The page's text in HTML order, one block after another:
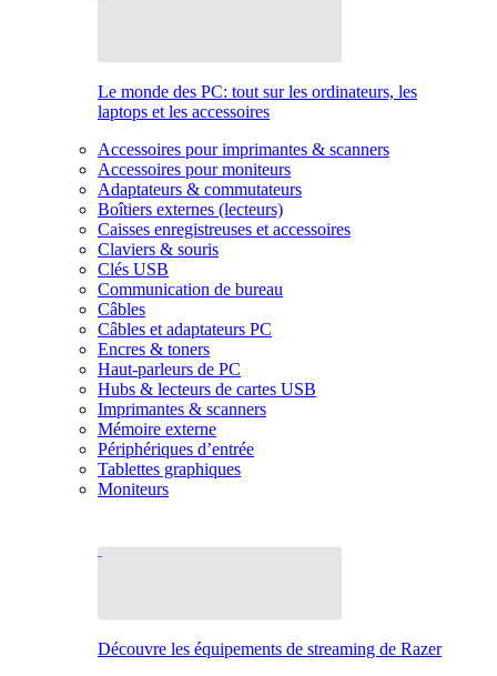
Le monde des PC: tout sur les ordinateurs, les
laptops et les accessoires
Accessoires pour imprimantes & scanners
Accessoires pour moniteurs
Adaptateurs & commutateurs
Boîtiers externes (lecteurs)
Caisses enregistreuses et accessoires
Claviers & souris
Clés USB
Communication de bureau
Câbles
Câbles et adaptateurs PC
Encres & toners
Haut-parleurs de PC
Hubs & lecteurs de cartes USB
Imprimantes & scanners
Mémoire externe
Périphériques d’entrée
Tablettes graphiques
Moniteurs
Découvre les équipements de streaming de Razer